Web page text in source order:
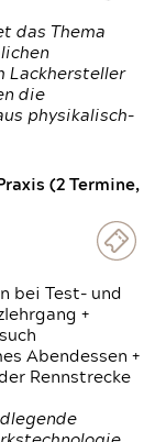
das Thema
Lackhersteller
die
physikalisch-
(2 Termine,
bei Test- und
+
Abendessen +
Rennstrecke